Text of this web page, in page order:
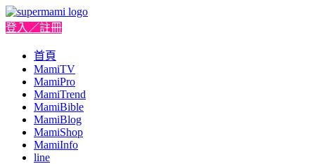
登入／註冊
首頁
MamiTV
MamiPro
MamiTrend
MamiBible
MamiBlog
MamiShop
MamiInfo
line